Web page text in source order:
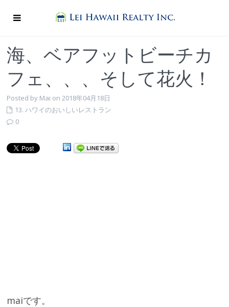
海、ベアフットビーチカ
フェ、、、そして花火！
Posted by Mai on 2018年04月18日
13. ハワイのおいしいレストラン
0
maiです。